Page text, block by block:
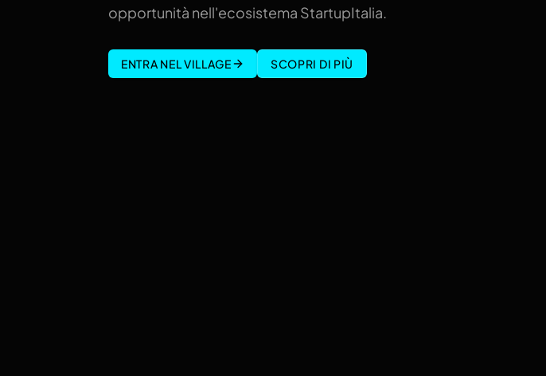
opportunità nell'ecosistema StartupItalia.
ENTRA NEL VILLAGE SCOPRI DI PIÙ